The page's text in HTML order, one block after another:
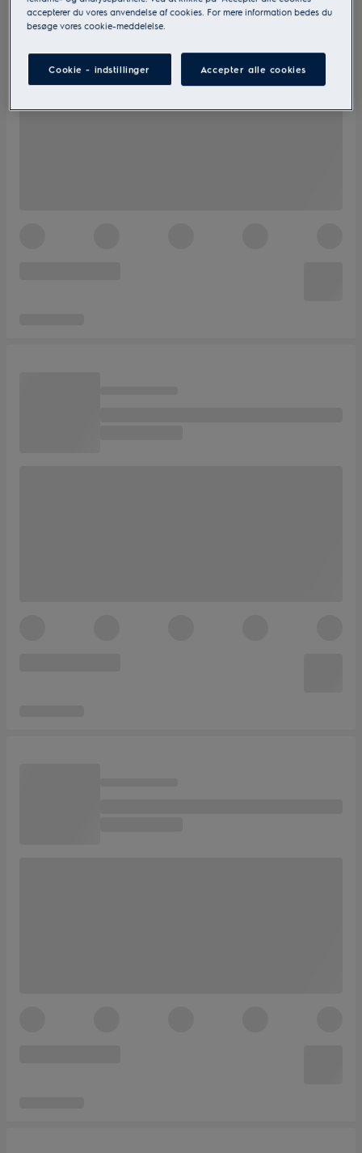
accepterer du vores anvendelse af cookies. For mere information bedes du
besøge vores cookie-meddelelse.
Cookie - indstillinger Accepter alle cookies